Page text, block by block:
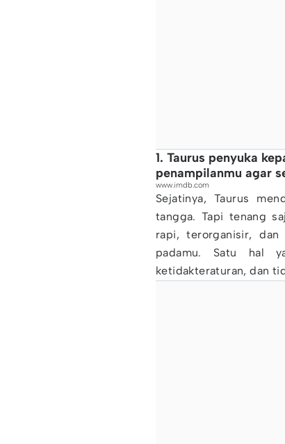
1. Taurus penyuka
penampilanmu agar
www.imdb.com
Sejatinya, Taurus
tangga. Tapi tenang
rapi, terorganisir,
padamu. Satu hal
ketidakteraturan, dan